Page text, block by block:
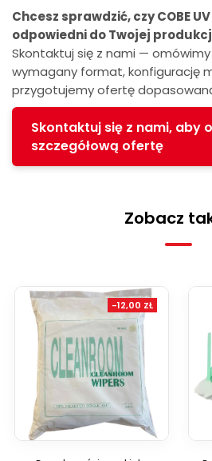
Chcesz sprawdzić, czy COBE
odpowiedni do Twojej
Skontaktuj się z nami —
wymagany format, konfigurację
przygotujemy ofertę
Skontaktuj się z nami, aby
szczegółową ofertę
Zobacz
-12,00 ZŁ